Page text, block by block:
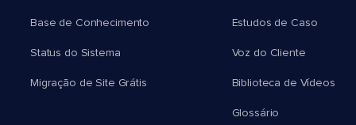
Base de Conhecimento
Status do Sistema
Migração de Site Grátis
Estudos de Caso
Voz do Cliente
Biblioteca de Vídeos
Glossário